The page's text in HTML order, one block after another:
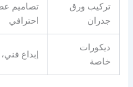
تركيب ورق
جدران
تصاميم
احترافي
ديكورات
خاصة
إبداع